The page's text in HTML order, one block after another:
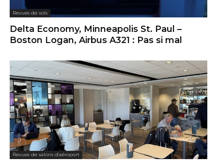
Revues de vols
Delta Economy, Minneapolis St. Paul –
Boston Logan, Airbus A321 : Pas si mal
Revues de salons d'aéroport